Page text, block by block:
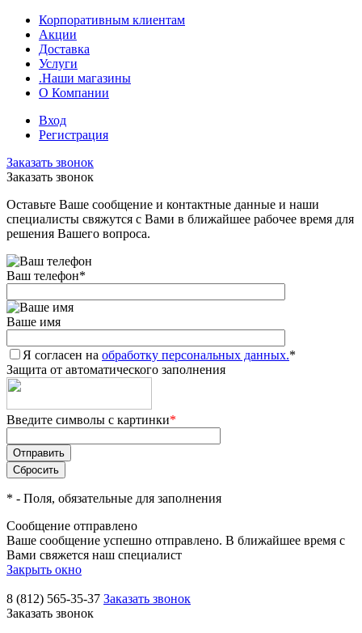
Корпоративным клиентам
Акции
Доставка
Услуги
.Наши магазины
О Компании
Вход
Регистрация
Заказать звонок
Заказать звонок
Оставьте Ваше сообщение и контактные данные и наши
специалисты свяжутся с Вами в ближайшее рабочее время для
решения Вашего вопроса.
Ваш телефон*
Ваше имя
Я согласен на обработку персональных данных.*
Защита от автоматического заполнения
Введите символы с картинки*
* - Поля, обязательные для заполнения
Сообщение отправлено
Ваше сообщение успешно отправлено. В ближайшее время с
Вами свяжется наш специалист
Закрыть окно
8 (812) 565-35-37 Заказать звонок
Заказать звонок